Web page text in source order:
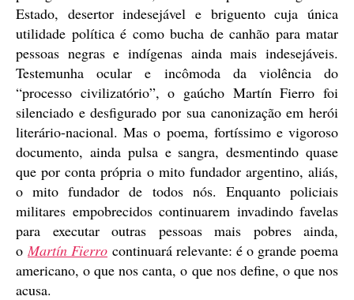
Estado, desertor indesejável e briguento cuja única
utilidade política é como bucha de canhão para matar
pessoas negras e indígenas ainda mais indesejáveis.
Testemunha ocular e incômoda da violência do
“processo civilizatório”, o gaúcho Martín Fierro foi
silenciado e desfigurado por sua canonização em herói
literário-nacional. Mas o poema, fortíssimo e vigoroso
documento, ainda pulsa e sangra, desmentindo quase
que por conta própria o mito fundador argentino, aliás,
o mito fundador de todos nós. Enquanto policiais
militares empobrecidos continuarem invadindo favelas
para executar outras pessoas mais pobres ainda,
o Martín Fierro continuará relevante: é o grande poema
americano, o que nos canta, o que nos define, o que nos
acusa.